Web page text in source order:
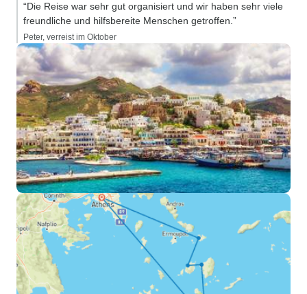
“Die Reise war sehr gut organisiert und wir haben sehr viele
freundliche und hilfsbereite Menschen getroffen.”
Peter, verreist im Oktober